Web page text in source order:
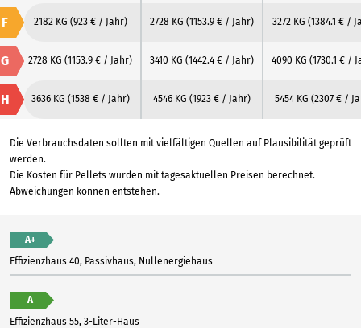
F 2182 KG (923 € / Jahr) 2728 KG (1153.9 € / Jahr) 3272 KG (1384.1 € /
G 2728 KG (1153.9 € / Jahr) 3410 KG (1442.4 € / Jahr) 4090 KG (1730.1 € /
H 3636 KG (1538 € / Jahr) 4546 KG (1923 € / Jahr) 5454 KG (2307 € /
Die Verbrauchsdaten sollten mit vielfältigen Quellen auf Plausibilität geprüft
werden.
Die Kosten für Pellets wurden mit tagesaktuellen Preisen berechnet.
Abweichungen können entstehen.
A+
Effizienzhaus 40, Passivhaus, Nullenergiehaus
A
Effizienzhaus 55, 3-Liter-Haus